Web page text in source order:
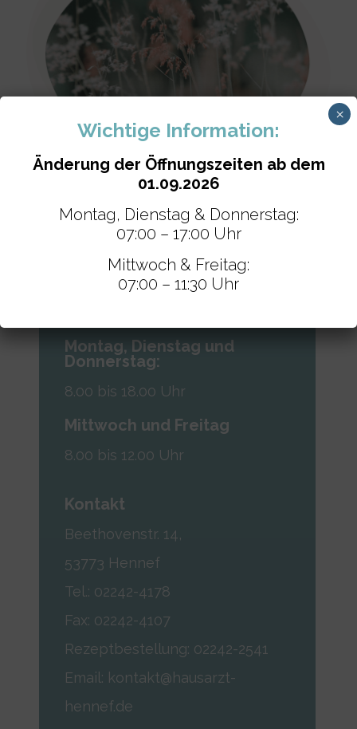
Montag, Dienstag und
Donnerstag:
8.00 bis 18.00 Uhr
Mittwoch und Freitag
8.00 bis 12.00 Uhr
Kontakt
Beethovenstr. 14,
53773 Hennef
Tel.: 02242-4178
Fax: 02242-4107
Rezeptbestellung: 02242-2541
Email: kontakt@hausarzt-
hennef.de
Wichtige Information:
Änderung der Öffnungszeiten ab dem
01.09.2026
Montag, Dienstag & Donnerstag:
07:00 – 17:00 Uhr
Mittwoch & Freitag:
07:00 – 11:30 Uhr
×